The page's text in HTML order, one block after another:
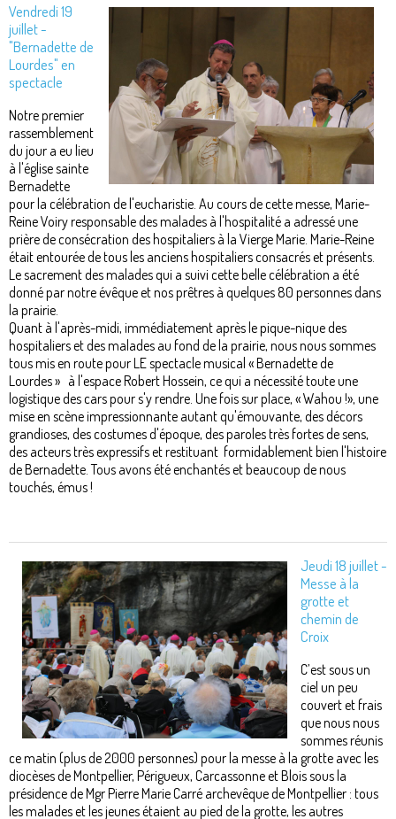
Vendredi 19
juillet -
"Bernadette de
Lourdes" en
spectacle
Notre premier
rassemblement
du jour a eu lieu
à l'église sainte
Bernadette
pour la célébration de l'eucharistie. Au cours de cette messe, Marie-
Reine Voiry responsable des malades à l'hospitalité a adressé une
prière de consécration des hospitaliers à la Vierge Marie. Marie-Reine
était entourée de tous les anciens hospitaliers consacrés et présents.
Le sacrement des malades qui a suivi cette belle célébration a été
donné par notre évêque et nos prêtres à quelques 80 personnes dans
la prairie.
Quant à l'après-midi, immédiatement après le pique-nique des
hospitaliers et des malades au fond de la prairie, nous nous sommes
tous mis en route pour LE spectacle musical « Bernadette de
Lourdes » à l'espace Robert Hossein, ce qui a nécessité toute une
logistique des cars pour s'y rendre. Une fois sur place, « Wahou !», une
mise en scène impressionnante autant qu'émouvante, des décors
grandioses, des costumes d'époque, des paroles très fortes de sens,
des acteurs très expressifs et restituant formidablement bien l'histoire
de Bernadette. Tous avons été enchantés et beaucoup de nous
touchés, émus !
Jeudi 18 juillet -
Messe à la
grotte et
chemin de
Croix
C’est sous un
ciel un peu
couvert et frais
que nous nous
sommes réunis
ce matin (plus de 2000 personnes) pour la messe à la grotte avec les
diocèses de Montpellier, Périgueux, Carcassonne et Blois sous la
présidence de Mgr Pierre Marie Carré archevêque de Montpellier : tous
les malades et les jeunes étaient au pied de la grotte, les autres